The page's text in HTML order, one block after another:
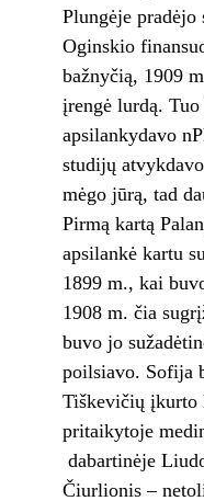
Plungėje
Oginskio
bažnyčią, 1909
įrengė lurdą.
apsilankydavo
studijų
mėgo jūrą, tad
Pirmą kartą
apsilankė kartu
1899 m., kai
1908 m. čia
buvo jo
poilsiavo. Sofija
Tiškevičių įkurto
pritaikytoje
dabartinėje
Čiurlionis –